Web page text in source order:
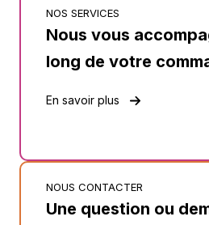
NOS SERVICES
Nous vous
long de votre
En savoir plus
NOUS CONTACTER
Une question ou